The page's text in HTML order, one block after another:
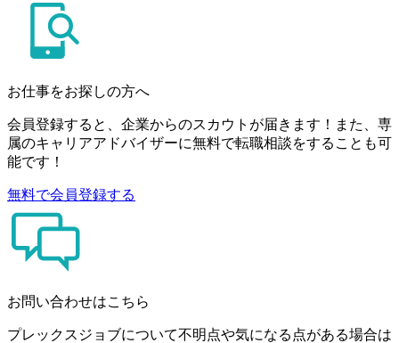
お仕事をお探しの方へ
会員登録すると、企業からのスカウトが届きます！また、専
属のキャリアアドバイザーに無料で転職相談をすることも可
能です！
無料で会員登録する
お問い合わせはこちら
プレックスジョブについて不明点や気になる点がある場合は